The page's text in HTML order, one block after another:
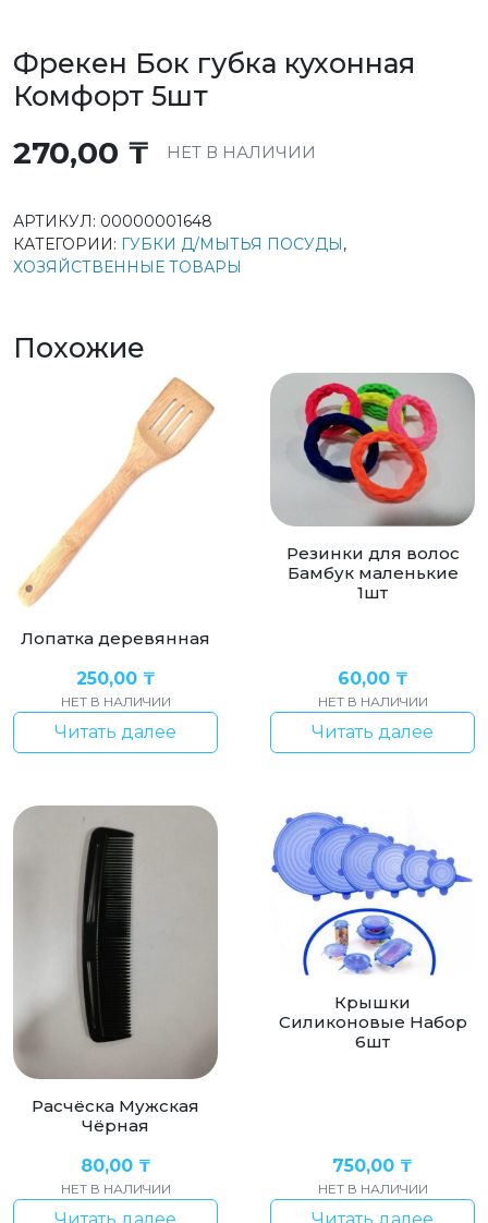
Фрекен Бок губка кухонная
Комфорт 5шт
270,00 ₸ НЕТ В НАЛИЧИИ
АРТИКУЛ: 00000001648
КАТЕГОРИИ: ГУБКИ Д/МЫТЬЯ ПОСУДЫ,
ХОЗЯЙСТВЕННЫЕ ТОВАРЫ
Похожие
Лопатка деревянная
250,00 ₸
НЕТ В НАЛИЧИИ
Читать далее
Резинки для волос
Бамбук маленькие
1шт
60,00 ₸
НЕТ В НАЛИЧИИ
Читать далее
Расчёска Мужская
Чёрная
80,00 ₸
НЕТ В НАЛИЧИИ
Крышки
Силиконовые Набор
6шт
750,00 ₸
НЕТ В НАЛИЧИИ